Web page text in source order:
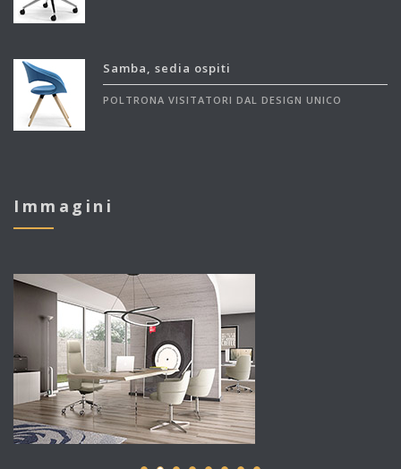
Samba, sedia ospiti
POLTRONA VISITATORI DAL DESIGN UNICO
Immagini